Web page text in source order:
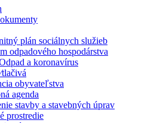
plán sociálnych služieb
odpadového hospodárstva
a koronavírus
obyvateľstva
agenda
stavby a stavebných úprav
prostredie